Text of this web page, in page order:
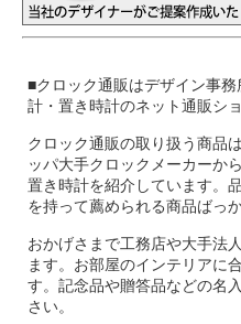
■クロック通販はデザイン事
計・置き時計のネット通販シ
クロック通販の取り扱う商品
ッパ大手クロックメーカーか
置き時計を紹介しています。
を持って薦められる商品ばっか
おかげさまで工務店や大手法
ます。お部屋のインテリアに
す。記念品や贈答品などの名
さい。